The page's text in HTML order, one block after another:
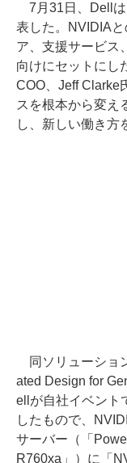
7月31日、Dellは
表した。NVIDIA
ア、支援サービス
向けにセットにし
COO、Jeff Clarke
スを根本から変え
し、新しい働き方
同ソリューショ
ated Design for
ellが自社イベント
したもので、
サーバー（「
R760xa」）に「